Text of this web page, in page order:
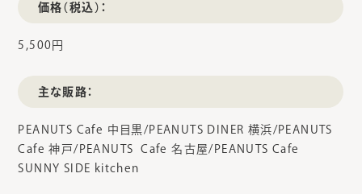
価格（税込）：
5,500円
主な販路：
PEANUTS Cafe 中目黒/PEANUTS DINER 横浜/PEANUTS
Cafe 神戸/PEANUTS Cafe 名古屋/PEANUTS Cafe
SUNNY SIDE kitchen